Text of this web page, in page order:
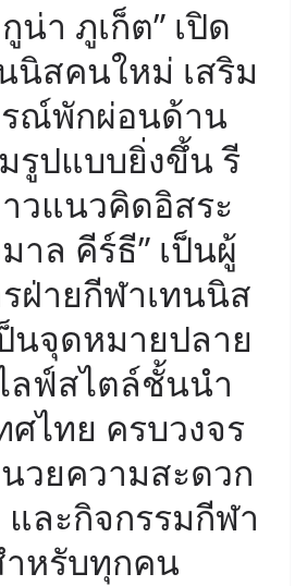
น่า ภูเก็ต” เปิด
นิสคนใหม่ เสริม
ณ์พักผ่อนด้าน
รูปแบบยิ่งขึ้น รี
วแนวคิดอิสระ
าล คีร์ธี” เป็นผู้
ฝ่ายกีฬาเทนนิส
นจุดหมายปลาย
ลฟ์สไตล์ชั้นนำ
ศไทย ครบวงจร
วยความสะดวก
ละกิจกรรมกีฬา
หรับทุกคน